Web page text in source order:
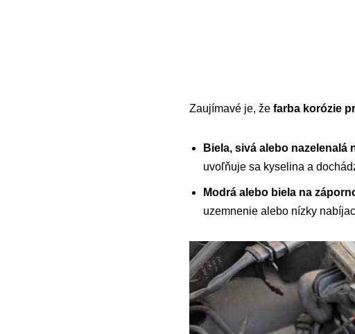
Zaujímavé je, že farba korózie
Biela, sivá alebo nazelenalá
uvoľňuje sa kyselina a
Modrá alebo biela na
uzemnenie alebo nízky